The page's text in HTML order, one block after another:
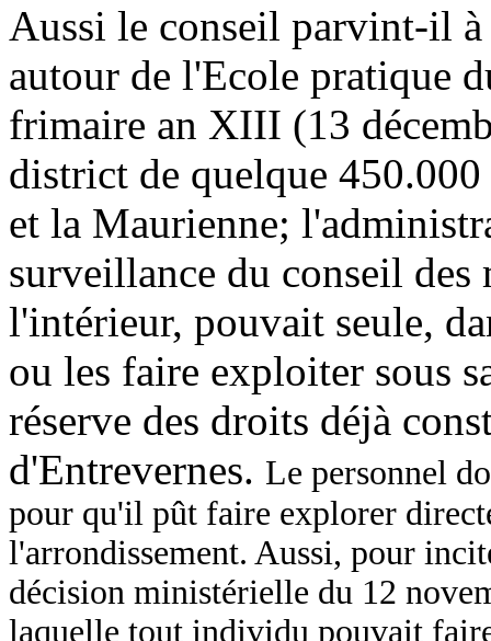
Aussi le conseil parvint-il
autour de l'Ecole pratique
frimaire an XIII (13
district de quelque 450.000
et la Maurienne;
surveillance du conseil
l'intérieur, pouvait seule,
ou les faire exploiter sous
réserve des droits déjà
d'Entrevernes. Le personnel
pour qu'il pût faire explorer
l'arrondissement. Aussi, pour
décision ministérielle du 12
laquelle tout individu pouvait